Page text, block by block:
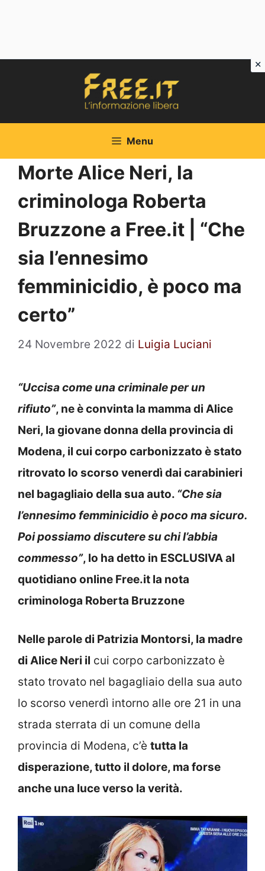
Menu
Morte Alice Neri, la
criminologa Roberta
Bruzzone a Free.it | “Che
sia l’ennesimo
femminicidio, è poco ma
certo”
24 Novembre 2022 di Luigia Luciani
“Uccisa come una criminale per un
rifiuto”, ne è convinta la mamma di Alice
Neri, la giovane donna della provincia di
Modena, il cui corpo carbonizzato è stato
ritrovato lo scorso venerdì dai carabinieri
nel bagagliaio della sua auto. “Che sia
l’ennesimo femminicidio è poco ma sicuro.
Poi possiamo discutere su chi l’abbia
commesso”, lo ha detto in ESCLUSIVA al
quotidiano online Free.it la nota
criminologa Roberta Bruzzone
Nelle parole di Patrizia Montorsi, la madre
di Alice Neri il cui corpo carbonizzato è
stato trovato nel bagagliaio della sua auto
lo scorso venerdì intorno alle ore 21 in una
strada sterrata di un comune della
provincia di Modena, c’è tutta la
disperazione, tutto il dolore, ma forse
anche una luce verso la verità.